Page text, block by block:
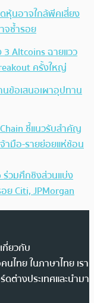
หุ้นอาจใกล้พีคเสี่ยง
จซ้ำรอย
3 Altcoins ฉายแวว
ครั้งใหญ่
ข้อเสนอเผาอุปทาน
ชี้แนวรับสำคัญ
ามือ-รายย่อยแห่ช้อน
ร่วมศึกชิงส่วนแบ่ง
ย Citi, JPMorgan
กี่ยวกับ
ไทย ในภาษาไทย เรา
ต่างประเทศและนำมา